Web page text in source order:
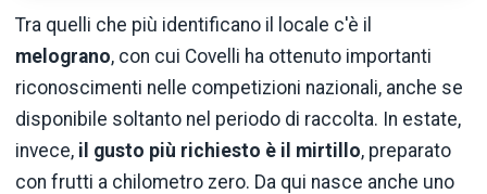
Tra quelli che più identificano il locale c'è il
melograno, con cui Covelli ha ottenuto importanti
riconoscimenti nelle competizioni nazionali, anche se
disponibile soltanto nel periodo di raccolta. In estate,
invece, il gusto più richiesto è il mirtillo, preparato
con frutti a chilometro zero. Da qui nasce anche uno